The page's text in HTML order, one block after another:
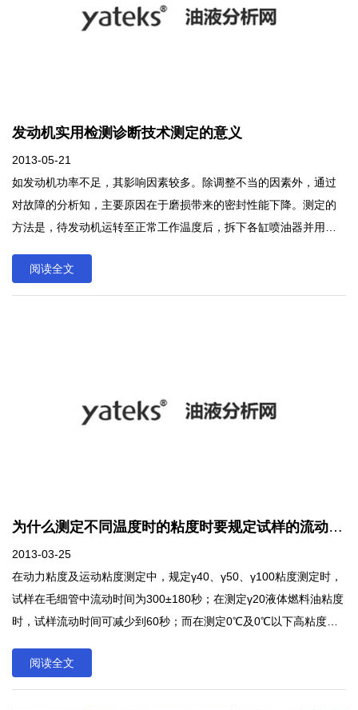
发动机实用检测诊断技术测定的意义
2013-05-21
如发动机功率不足，其影响因素较多。除调整不当的因素外，通过
对故障的分析知，主要原因在于磨损带来的密封性能下降。测定的
方法是，待发动机运转至正常工作温度后，拆下各缸喷油器并用气
器。如实测值比规定值低5%或各缸的压力差达5%—8%时，即认为
气缸压力不足。然后，做气缸漏气量和曲轴箱窜气量的试验，查明
力，测完后装复喷油器。如实测值比规定值低5%或各缸的压力差达
5%—8%时，即认为气缸压力不足。然后，做气缸漏气量和曲轴箱窜
阅读全文
为什么测定不同温度时的粘度时要规定试样的流动时间？
2013-03-25
在动力粘度及运动粘度测定中，规定γ40、γ50、γ100粘度测定时，
试样在毛细管中流动时间为300±180秒；在测定γ20液体燃料油粘度
时，试样流动时间可减少到60秒；而在测定0℃及0℃以下高粘度润
的是限制液体在毛细管中流动的速度，保证液体在毛细管内为层流
状态，若液体流速过快，超过一定范围，使有规则的层流运动受到
阅读全文